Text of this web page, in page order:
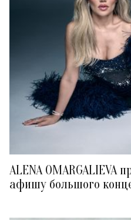
ALENA OMARGALIEVA
афишу большого